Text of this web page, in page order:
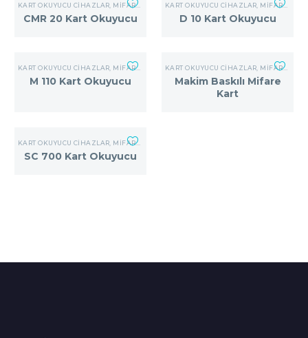
KART OKUYUCU CIHAZLAR MIFARE KART OKUYUCU
CMR 20 Kart Okuyucu
KART OKUYUCU CIHAZLAR MIFARE KART OKUYUCU
D 10 Kart Okuyucu
KART OKUYUCU CIHAZLAR MIFARE KART OKUYUCU
M 110 Kart Okuyucu
KART OKUYUCU CIHAZLAR MIFARE KART OKUYUCU
Makim Baskılı Mifare
Kart
KART OKUYUCU CIHAZLAR MIFARE KART OKUYUCU
SC 700 Kart Okuyucu